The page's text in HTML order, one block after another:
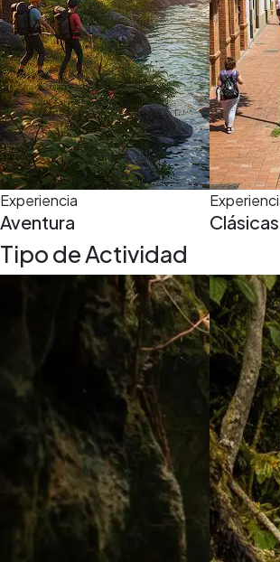
Experiencia
Aventura Clásicas
Tipo de Actividad